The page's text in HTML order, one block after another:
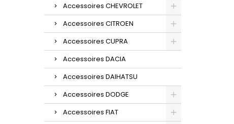
Accessoires CHEVROLET
Accessoires CITROEN
Accessoires CUPRA
Accessoires DACIA
Accessoires DAIHATSU
Accessoires DODGE
Accessoires FIAT